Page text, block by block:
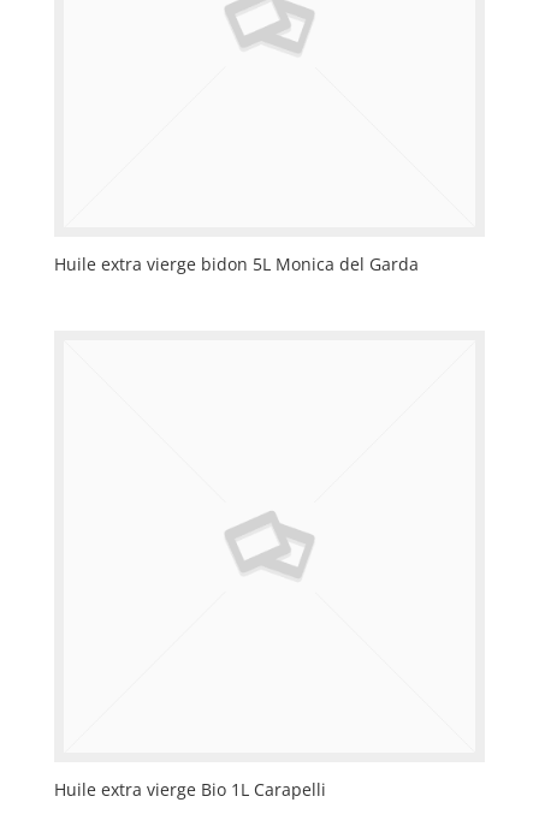
Huile extra vierge bidon 5L Monica del Garda
Huile extra vierge Bio 1L Carapelli